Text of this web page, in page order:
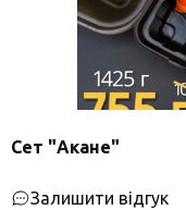
Сет "Акане"
Залишити відгук